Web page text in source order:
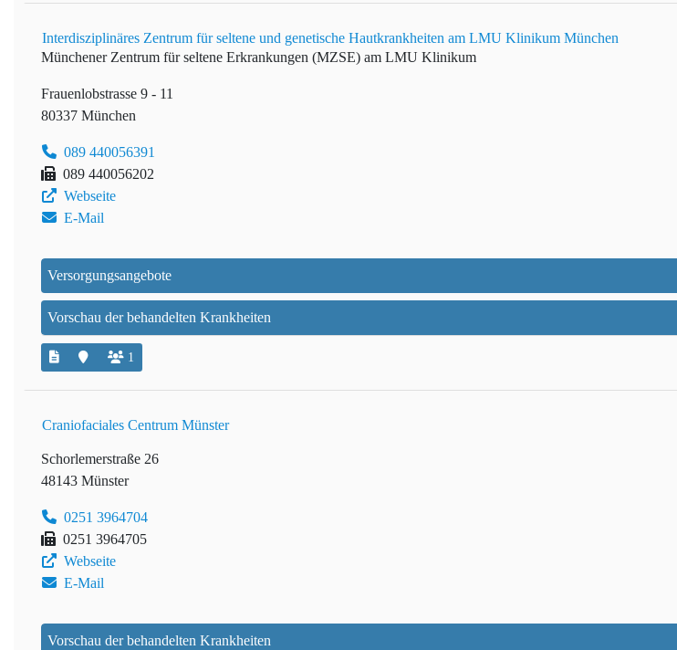
Interdisziplinäres Zentrum für seltene und genetische Hautkrankheiten am LMU Klinikum München
Münchener Zentrum für seltene Erkrankungen (MZSE) am LMU Klinikum
Frauenlobstrasse 9 - 11
80337 München
089 440056391
089 440056202
Webseite
E-Mail
Versorgungsangebote
Vorschau der behandelten Krankheiten
1
Craniofaciales Centrum Münster
Schorlemerstraße 26
48143 Münster
0251 3964704
0251 3964705
Webseite
E-Mail
Vorschau der behandelten Krankheiten